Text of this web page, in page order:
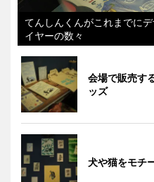
てんしんくんがこれまでに
イヤーの数々
会場で販売す
ッズ
犬や猫をモチ